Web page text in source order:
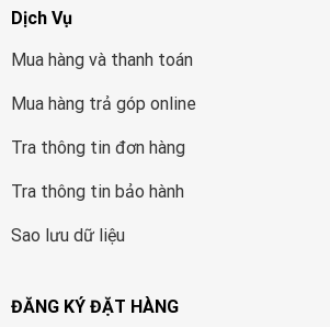
Dịch Vụ
Mua hàng và thanh toán
Mua hàng trả góp online
Tra thông tin đơn hàng
Tra thông tin bảo hành
Sao lưu dữ liệu
ĐĂNG KÝ ĐẶT HÀNG